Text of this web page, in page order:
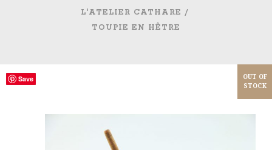
L'ATELIER CATHARE /
TOUPIE EN HÊTRE
Save
Save
Save
OUT OF
STOCK
Save
OUT OF
STOCK